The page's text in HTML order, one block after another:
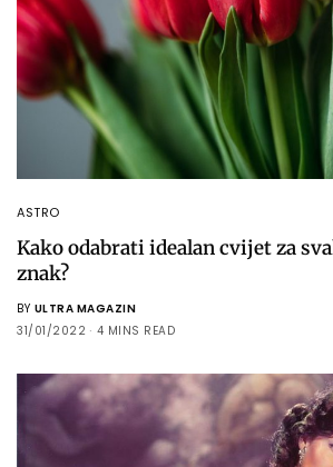
ASTRO
Kako odabrati idealan cvijet za
znak?
BY ULTRA MAGAZIN
31/01/2022
4 MINS READ